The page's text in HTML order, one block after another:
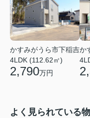
かすみがうら市下稲吉
4LDK (112.62㎡)
2,790万円
か
よく見られている